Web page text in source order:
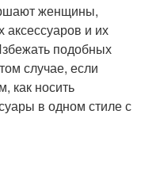
женщины,
аксессуаров и их
подобных
случае, если
как носить
в одном стиле с